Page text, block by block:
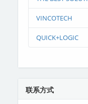
VINCOTECH
QUICK+LOGIC
联系方式